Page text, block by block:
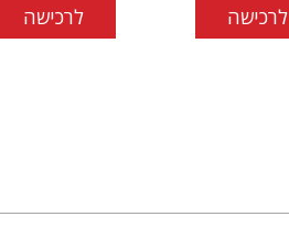
לרכישה לרכישה